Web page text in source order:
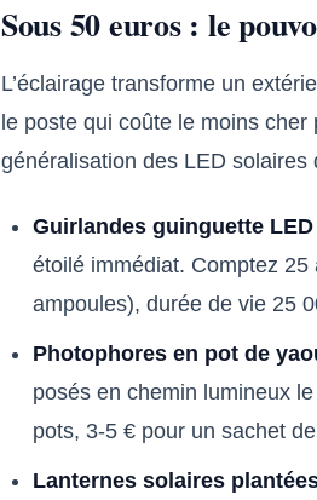
Sous 50 euros : le
L’éclairage transforme un
le poste qui coûte le moins
généralisation des LED solaires
Guirlandes guinguette LED
étoilé immédiat. Comptez
ampoules), durée de vie 25
Photophores en pot de
posés en chemin lumineux
pots, 3-5 € pour un sachet
Lanternes solaires